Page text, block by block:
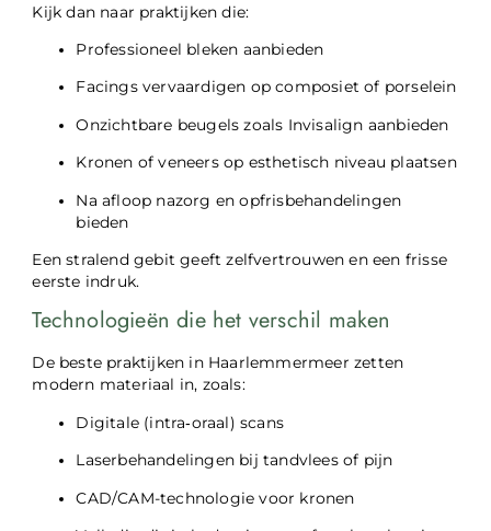
Kijk dan naar praktijken die:
Professioneel bleken aanbieden
Facings vervaardigen op composiet of porselein
Onzichtbare beugels zoals Invisalign aanbieden
Kronen of veneers op esthetisch niveau plaatsen
Na afloop nazorg en opfrisbehandelingen
bieden
Een stralend gebit geeft zelfvertrouwen en een frisse
eerste indruk.
Technologieën die het verschil maken
De beste praktijken in Haarlemmermeer zetten
modern materiaal in, zoals:
Digitale (intra‑oraal) scans
Laserbehandelingen bij tandvlees of pijn
CAD/CAM-technologie voor kronen